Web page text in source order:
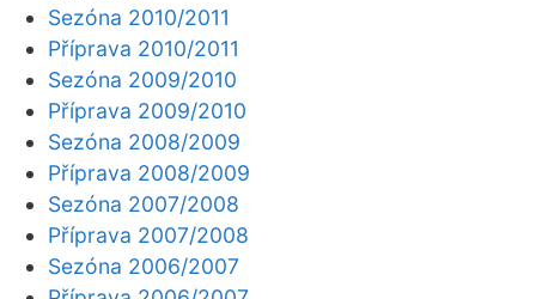
Sezóna 2010/2011
Příprava 2010/2011
Sezóna 2009/2010
Příprava 2009/2010
Sezóna 2008/2009
Příprava 2008/2009
Sezóna 2007/2008
Příprava 2007/2008
Sezóna 2006/2007